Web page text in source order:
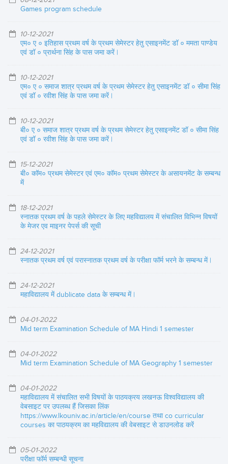
Games program schedule
10-12-2021
एम० ए ० इतिहास प्रथम वर्ष के प्रथम सेमेस्टर हेतु एसाइनमेंट डॉ ० ममता पाण्डेय
एवं डॉ ० प्रार्थना सिंह के पास जमा करें |
10-12-2021
एम० ए ० समाज शात्र प्रथम वर्ष के प्रथम सेमेस्टर हेतु एसाइनमेंट डॉ ० सीमा सिंह
एवं डॉ ० रवीश सिंह के पास जमा करें |
10-12-2021
बी० ए ० समाज शात्र प्रथम वर्ष के प्रथम सेमेस्टर हेतु एसाइनमेंट डॉ ० सीमा सिंह
एवं डॉ ० रवीश सिंह के पास जमा करें |
15-12-2021
बी० कॉम० प्रथम सेमेस्टर एवं एम० कॉम० प्रथम सेमेस्टर के असायनमेंट के सम्बन्ध
में
18-12-2021
स्नातक प्रथम वर्ष के पहले सेमेस्टर के लिए महविद्यालय में संचालित विभिन्न विषयों
के मेजर एव माइनर पेपर्स की सूची
24-12-2021
स्नातक प्रथम वर्ष एवं परास्नातक प्रथम वर्ष के परीक्षा फॉर्म भरने के सम्बन्ध में |
24-12-2021
महाविद्यालय में dublicate data के सम्बन्ध में |
04-01-2022
Mid term Examination Schedule of MA Hindi 1 semester
04-01-2022
Mid term Examination Schedule of MA Geography 1 semester
04-01-2022
महाविद्यालय में संचालित सभी विषयों के पाठयक्रय लखनऊ विश्वविद्यालय की
वेबसाइट पर उपलब्ध हैं जिसका लिंक
https://www.lkouniv.ac.in/article/en/course तथा co curricular
courses का पाठयक्रम का महविद्यालय की वेबसाइट से डाउनलोड करें
05-01-2022
परीक्षा फॉर्म सम्बन्धी सूचना